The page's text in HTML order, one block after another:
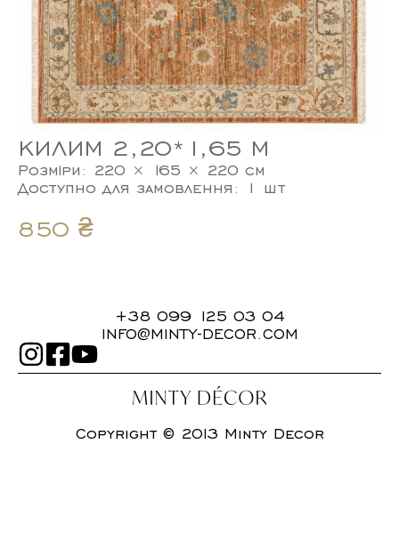
КИЛИМ 2,20*1,65 М
Розміри: 220 × 165 × 220 см
Доступно для замовлення: 1 шт
850 ₴
+38 099 125 03 04
INFO@MINTY-DECOR.COM
Copyright © 2013 Minty Decor